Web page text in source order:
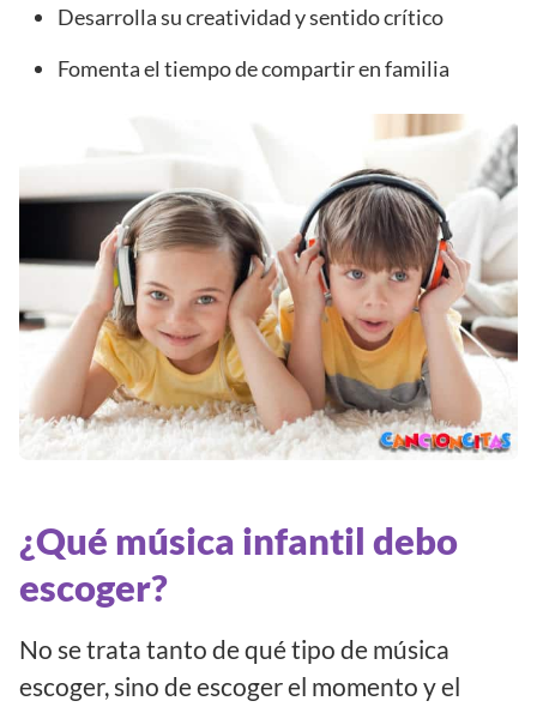
Desarrolla su creatividad y sentido crítico
Fomenta el tiempo de compartir en familia
¿Qué música infantil debo
escoger?
No se trata tanto de qué tipo de música
escoger, sino de escoger el momento y el